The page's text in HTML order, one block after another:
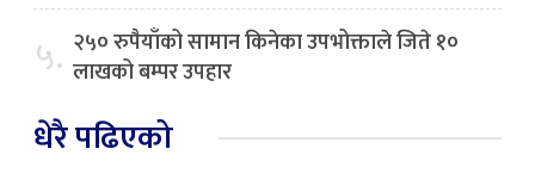
५. २५० रुपैयाँको सामान किनेका उपभोक्ताले जिते १०
लाखको बम्पर उपहार
धेरै पढिएको